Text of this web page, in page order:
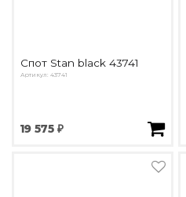
Спот Stan black 43741
Артикул: 43741
19 575 ₽